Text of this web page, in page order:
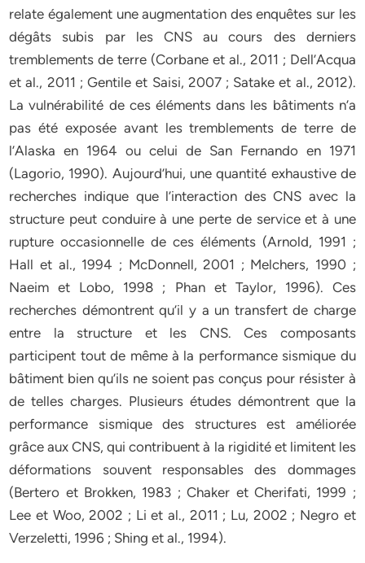
relate également une augmentation des enquêtes sur les
dégâts subis par les CNS au cours des derniers
tremblements de terre (Corbane et al., 2011 ; Dell’Acqua
et al., 2011 ; Gentile et Saisi, 2007 ; Satake et al., 2012).
La vulnérabilité de ces éléments dans les bâtiments n’a
pas été exposée avant les tremblements de terre de
l’Alaska en 1964 ou celui de San Fernando en 1971
(Lagorio, 1990). Aujourd’hui, une quantité exhaustive de
recherches indique que l’interaction des CNS avec la
structure peut conduire à une perte de service et à une
rupture occasionnelle de ces éléments (Arnold, 1991 ;
Hall et al., 1994 ; McDonnell, 2001 ; Melchers, 1990 ;
Naeim et Lobo, 1998 ; Phan et Taylor, 1996). Ces
recherches démontrent qu’il y a un transfert de charge
entre la structure et les CNS. Ces composants
participent tout de même à la performance sismique du
bâtiment bien qu’ils ne soient pas conçus pour résister à
de telles charges. Plusieurs études démontrent que la
performance sismique des structures est améliorée
grâce aux CNS, qui contribuent à la rigidité et limitent les
déformations souvent responsables des dommages
(Bertero et Brokken, 1983 ; Chaker et Cherifati, 1999 ;
Lee et Woo, 2002 ; Li et al., 2011 ; Lu, 2002 ; Negro et
Verzeletti, 1996 ; Shing et al., 1994).